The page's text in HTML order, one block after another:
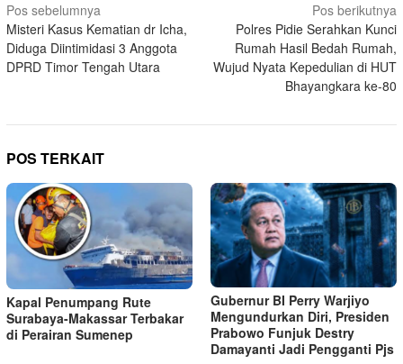
Navigasi
pos
Pos sebelumnya
Misteri Kasus Kematian dr Icha,
Diduga Diintimidasi 3 Anggota
DPRD Timor Tengah Utara
Pos berikutnya
Polres Pidie Serahkan Kunci
Rumah Hasil Bedah Rumah,
Wujud Nyata Kepedulian di HUT
Bhayangkara ke-80
POS TERKAIT
Kapal Penumpang Rute
Surabaya-Makassar Terbakar
di Perairan Sumenep
Gubernur BI Perry Warjiyo
Mengundurkan Diri, Presiden
Prabowo Funjuk Destry
Damayanti Jadi Pengganti Pjs